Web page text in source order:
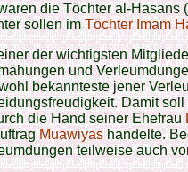
die Töchter al-Hasans
sollen imTöchter Imam
der wichtigsten
und
bekannteste jener
Damit
die Hand seiner Ehefrau
Muawiyashandelte.
teilweise auch